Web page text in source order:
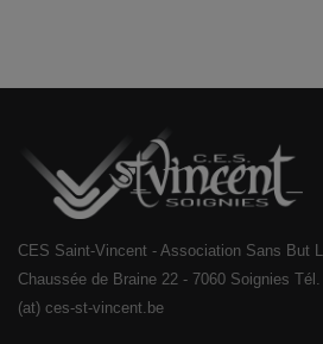
CES Saint-Vincent - Association Sans But
Chaussée de Braine 22 - 7060 Soignies
(at) ces-st-vincent.be